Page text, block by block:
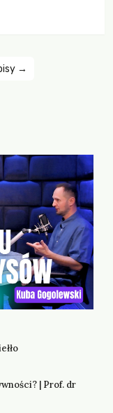
to będzie
→
| Prof. dr